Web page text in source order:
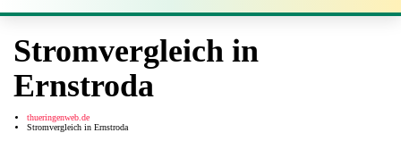
Stromvergleich in
Ernstroda
thueringenweb.de
Stromvergleich in Ernstroda